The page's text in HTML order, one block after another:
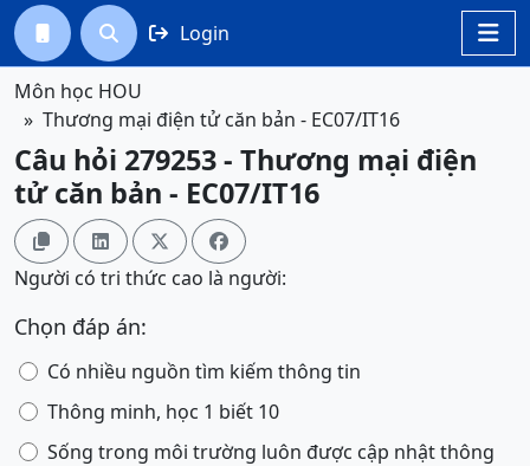

  Login
Môn học HOU
Thương mại điện tử căn bản - EC07/IT16
Câu hỏi 279253 - Thương mại điện
tử căn bản - EC07/IT16
   
Người có tri thức cao là người:
Chọn đáp án:
Có nhiều nguồn tìm kiếm thông tin
Thông minh, học 1 biết 10
Sống trong môi trường luôn được cập nhật thông